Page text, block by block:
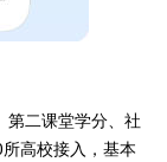
第二课堂学分、社
高校接入，基本